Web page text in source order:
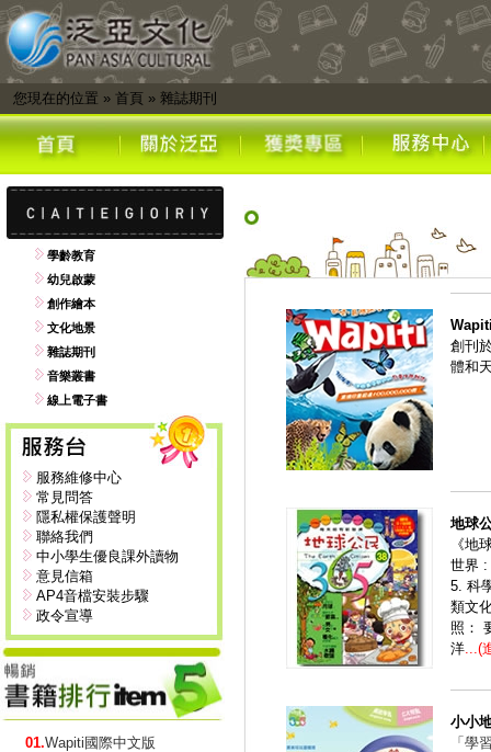
您現在的位置 » 首頁 » 雜誌期刊
學齡教育
幼兒啟蒙
創作繪本
文化地景
雜誌期刊
音樂叢書
線上電子書
服務維修中心
常見問答
隱私權保護聲明
聯絡我們
中小學生優良課外讀物
意見信箱
AP4音檔安裝步驟
政令宣導
01.Wapiti國際中文版
創刊
體和
地球
《地
世界 :
5. 科
類文
照：
洋...(
小小
「學